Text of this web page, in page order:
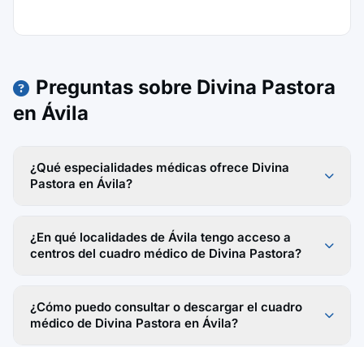
Preguntas sobre Divina Pastora
en Ávila
¿Qué especialidades médicas ofrece Divina
Pastora en Ávila?
¿En qué localidades de Ávila tengo acceso a
centros del cuadro médico de Divina Pastora?
¿Cómo puedo consultar o descargar el cuadro
médico de Divina Pastora en Ávila?